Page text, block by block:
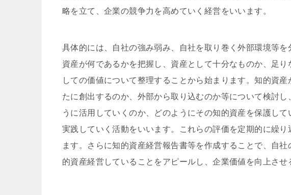
略を立て、企業の競争力を高めていく経営をいいます。
具体的には、自社の強み弱み、自社を取り巻く外部環境等
資産が何であるかを把握し、資産として十分なものか、足
しての価値について整理することから始まります。知的資
たに創出するのか、外部から取り込むのか等について検討
うに活用していくのか、どのようにその知的資産を保護し
実践していく活動をいいます。これらの評価を定期的に繰
ます。さらに知的資産経営報告書等を作成することで、自
的資産経営していることをアピールし、企業価値を向上させ